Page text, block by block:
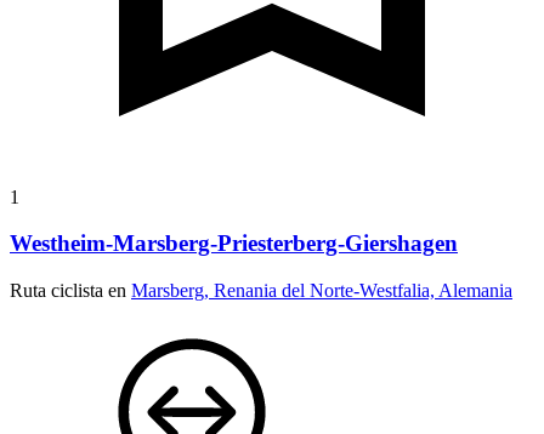
1
Westheim-Marsberg-Priesterberg-Giershagen
Ruta ciclista en Marsberg, Renania del Norte-Westfalia, Alemania